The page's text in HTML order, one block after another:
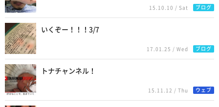
15.10.10 / Sat ブログ
いくぞー！！！3/7
17.01.25 / Wed ブログ
トナチャンネル！
15.11.12 / Thu ウェブ